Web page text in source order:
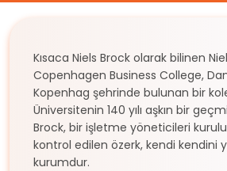
Kısaca Niels Brock olarak bilinen
Copenhagen Business College,
Kopenhag şehrinde bulunan bir
Üniversitenin 140 yılı aşkın bir
Brock, bir işletme yöneticileri
kontrol edilen özerk, kendi kendini
kurumdur.